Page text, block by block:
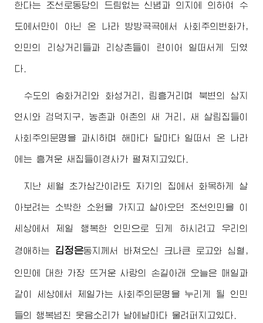
한다는 조선로동당의 드팀없는 신념과 의지에 의하여 수
도에서만이 아닌 온 나라 방방곡곡에서 사회주의번화가,
인민의 리상거리들과 리상촌들이 련이어 일떠서게 되였
다.
수도의 송화거리와 화성거리, 림흥거리며 북변의 삼지
연시와 검덕지구, 농촌과 어촌의 새 거리, 새 살림집들이
사회주의문명을 과시하며 해마다 달마다 일떠서 온 나라
에는 흥겨운 새집들이경사가 펼쳐지고있다.
지난 세월 초가삼간이라도 자기의 집에서 화목하게 살
아보려는 소박한 소원을 가지고 살아오던 조선인민을 이
세상에서 제일 행복한 인민으로 되게 하시려고 우리의
경애하는 김정은동지께서 바쳐오신 크나큰 로고와 심혈,
인민에 대한 가장 뜨거운 사랑의 손길아래 오늘은 매일과
같이 세상에서 제일가는 사회주의문명을 누리게 될 인민
들의 행복넘친 웃음소리가 날에날마다 울려퍼지고있다.